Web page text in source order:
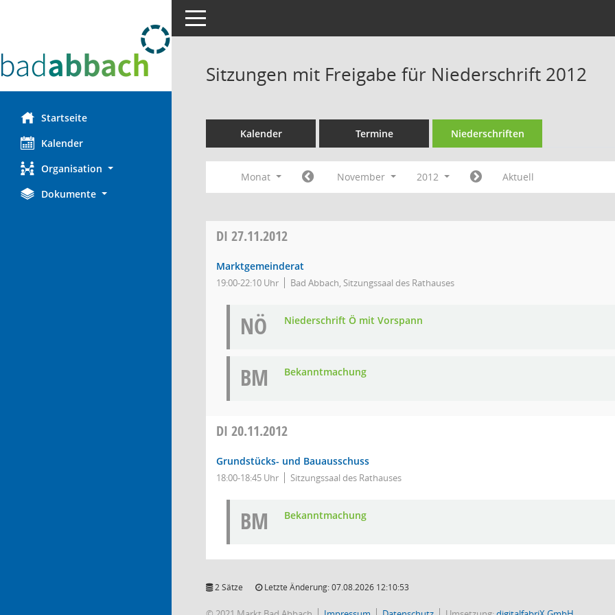
Startseite
Kalender
Organisation
Dokumente
Toggle navigation
Sitzungen mit Freigabe für Niederschrift 2012
Kalender Termine Niederschriften
Monat November 2012 Aktuell
DI 27.11.2012
Marktgemeinderat
19:00-22:10 Uhr Bad Abbach, Sitzungssaal des Rathauses
NÖ Niederschrift Ö mit Vorspann
BM Bekanntmachung
DI 20.11.2012
Grundstücks- und Bauausschuss
18:00-18:45 Uhr Sitzungssaal des Rathauses
BM Bekanntmachung
2 Sätze Letzte Änderung: 07.08.2026 12:10:53